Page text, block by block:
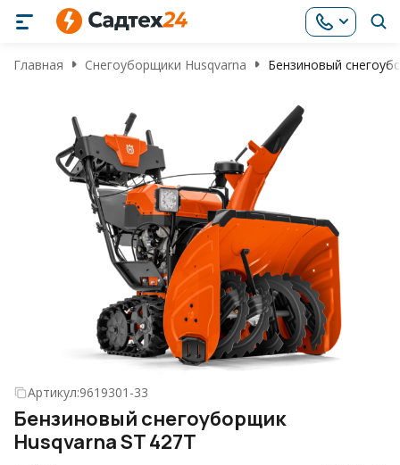
Главная Снегоуборщики Husqvarna Бензиновый
Артикул:9619301-33
Бензиновый снегоуборщик
Husqvarna ST 427T